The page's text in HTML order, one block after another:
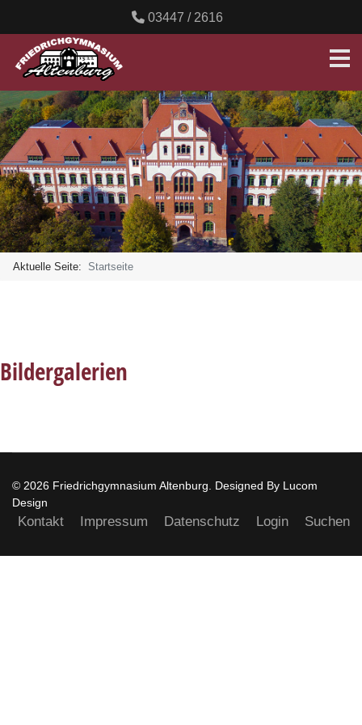
03447 / 2616
Aktuelle Seite: Startseite
Bildergalerien
© 2026 Friedrichgymnasium Altenburg. Designed By Lucom
Design
Kontakt Impressum Datenschutz Login Suchen